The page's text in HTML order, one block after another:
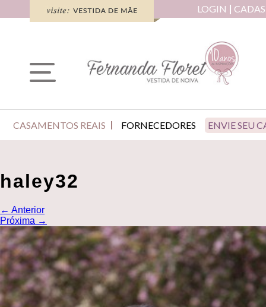
LOGIN
CASAMENTOS REAIS FORNECEDORES ENVIE SEU
haley32
← Anterior
Próxima →